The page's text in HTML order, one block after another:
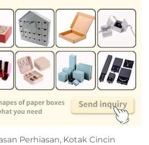
Perhiasan, Kotak Cincin